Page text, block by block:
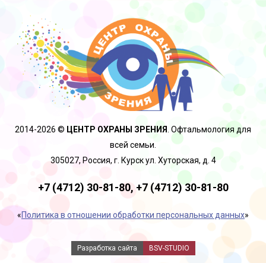
2014-2026 © ЦЕНТР ОХРАНЫ ЗРЕНИЯ . Офтальмология для
всей семьи.
305027, Россия, г. Курск ул. Хуторская, д. 4
+7 (4712) 30-81-80, +7 (4712) 30-81-80
«Политика в отношении обработки персональных данных»
Разработка сайта BSV-STUDIO